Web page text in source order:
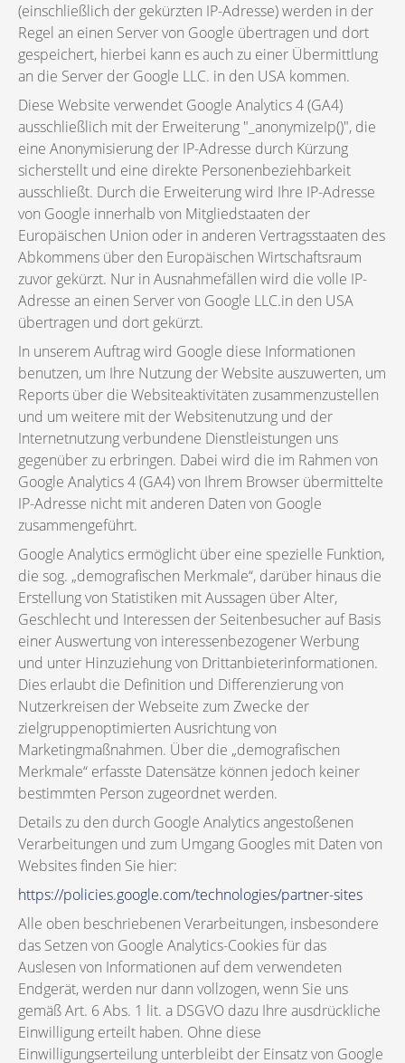
(einschließlich der gekürzten IP-Adresse) werden in der
Regel an einen Server von Google übertragen und dort
gespeichert, hierbei kann es auch zu einer Übermittlung
an die Server der Google LLC. in den USA kommen.
Diese Website verwendet Google Analytics 4 (GA4)
ausschließlich mit der Erweiterung "_anonymizeIp()", die
eine Anonymisierung der IP-Adresse durch Kürzung
sicherstellt und eine direkte Personenbeziehbarkeit
ausschließt. Durch die Erweiterung wird Ihre IP-Adresse
von Google innerhalb von Mitgliedstaaten der
Europäischen Union oder in anderen Vertragsstaaten des
Abkommens über den Europäischen Wirtschaftsraum
zuvor gekürzt. Nur in Ausnahmefällen wird die volle IP-
Adresse an einen Server von Google LLC.in den USA
übertragen und dort gekürzt.
In unserem Auftrag wird Google diese Informationen
benutzen, um Ihre Nutzung der Website auszuwerten, um
Reports über die Websiteaktivitäten zusammenzustellen
und um weitere mit der Websitenutzung und der
Internetnutzung verbundene Dienstleistungen uns
gegenüber zu erbringen. Dabei wird die im Rahmen von
Google Analytics 4 (GA4) von Ihrem Browser übermittelte
IP-Adresse nicht mit anderen Daten von Google
zusammengeführt.
Google Analytics ermöglicht über eine spezielle Funktion,
die sog. „demografischen Merkmale“, darüber hinaus die
Erstellung von Statistiken mit Aussagen über Alter,
Geschlecht und Interessen der Seitenbesucher auf Basis
einer Auswertung von interessenbezogener Werbung
und unter Hinzuziehung von Drittanbieterinformationen.
Dies erlaubt die Definition und Differenzierung von
Nutzerkreisen der Webseite zum Zwecke der
zielgruppenoptimierten Ausrichtung von
Marketingmaßnahmen. Über die „demografischen
Merkmale“ erfasste Datensätze können jedoch keiner
bestimmten Person zugeordnet werden.
Details zu den durch Google Analytics angestoßenen
Verarbeitungen und zum Umgang Googles mit Daten von
Websites finden Sie hier:
https://policies.google.com/technologies/partner-sites
Alle oben beschriebenen Verarbeitungen, insbesondere
das Setzen von Google Analytics-Cookies für das
Auslesen von Informationen auf dem verwendeten
Endgerät, werden nur dann vollzogen, wenn Sie uns
gemäß Art. 6 Abs. 1 lit. a DSGVO dazu Ihre ausdrückliche
Einwilligung erteilt haben. Ohne diese
Einwilligungserteilung unterbleibt der Einsatz von Google